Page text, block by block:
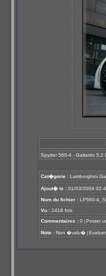
Spyder 560-4 - Gallardo 5.2
Cat�gorie : Lamborghini
Ajout� le : 01/03/2009
Nom du fichier : LP560-
Vu : 1418 fois
Commentaires : 0 [ Poster
Note : Non �valu� [ Evaluer